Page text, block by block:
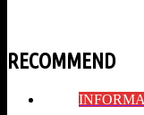
RECOMMEND